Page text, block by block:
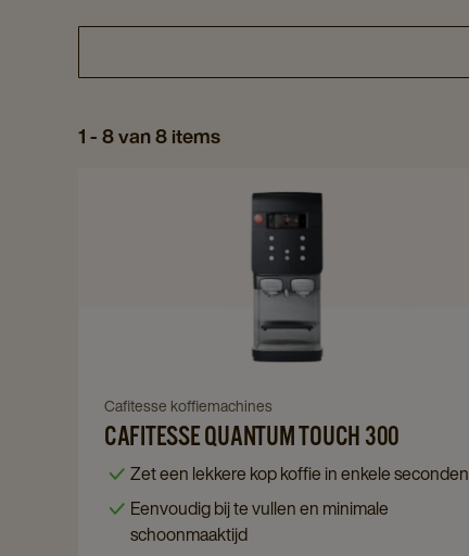
1 - 8 van 8 items
Navigate
to
Cafitesse
Quantum
Touch
300
Navigate
to
Cafitesse
Quantum
Touch
Cafitesse koffiemachines
CAFITESSE QUANTUM TOUCH 300
Zet een lekkere kop koffie in enkele seconden
Eenvoudig bij te vullen en minimale
schoonmaaktijd